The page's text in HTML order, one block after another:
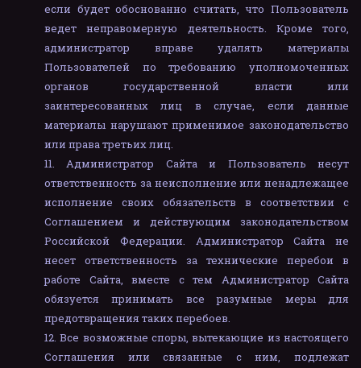
если будет обоснованно считать, что Пользователь
ведет неправомерную деятельность. Кроме того,
администратор вправе удалять материалы
Пользователей по требованию уполномоченных
органов государственной власти или
заинтересованных лиц в случае, если данные
материалы нарушают применимое законодательство
или права третьих лиц.
Администратор Сайта и Пользователь несут
ответственность за неисполнение или ненадлежащее
исполнение своих обязательств в соответствии с
Соглашением и действующим законодательством
Российской Федерации. Администратор Сайта не
несет ответственность за технические перебои в
работе Сайта, вместе с тем Администратор Сайта
обязуется принимать все разумные меры для
предотвращения таких перебоев.
Все возможные споры, вытекающие из настоящего
Соглашения или связанные с ним, подлежат